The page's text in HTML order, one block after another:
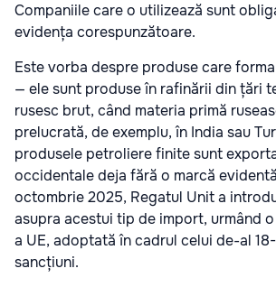
Companiile care o utilizează sunt
evidența corespunzătoare.
Este vorba despre produse care
— ele sunt produse în rafinării din țări
rusesc brut, când materia primă
prelucrată, de exemplu, în India sau
produsele petroliere finite sunt
occidentale deja fără o marcă
octombrie 2025, Regatul Unit a
asupra acestui tip de import, urmând
a UE, adoptată în cadrul celui de-al
sancțiuni.